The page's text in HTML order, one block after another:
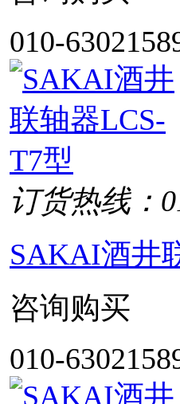
010-
订货热线：
SAKAI酒井
咨询购买
010-